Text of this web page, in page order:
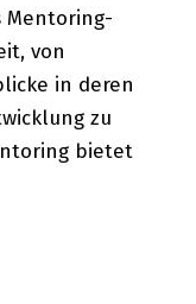
Mentoring-
von
in deren
zu
bietet